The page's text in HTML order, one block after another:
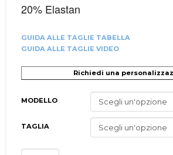
20% Elastan
GUIDA ALLE TAGLIE TABELLA
GUIDA ALLE TAGLIE VIDEO
Richiedi una
MODELLO
TAGLIA